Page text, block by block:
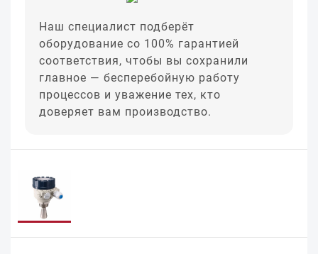
Наш специалист подберёт
оборудование со 100% гарантией
соответствия, чтобы вы сохранили
главное — бесперебойную работу
процессов и уважение тех, кто
доверяет вам производство.